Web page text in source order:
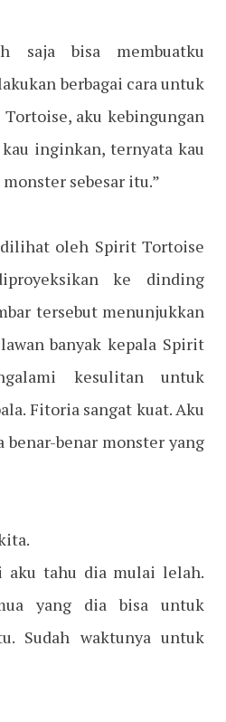
saja bisa membuatku
berbagai cara untuk
aku kebingungan
kau inginkan, ternyata kau
sebesar itu.”
dilihat oleh Spirit Tortoise
ke dinding
tersebut menunjukkan
banyak kepala Spirit
kesulitan untuk
Fitoria sangat kuat. Aku
benar-benar monster yang
aku tahu dia mulai lelah.
yang dia bisa untuk
Sudah waktunya untuk